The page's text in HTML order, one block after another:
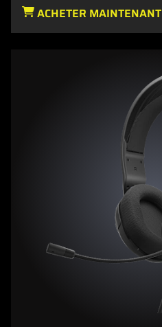
ACHETER MAINTENANT